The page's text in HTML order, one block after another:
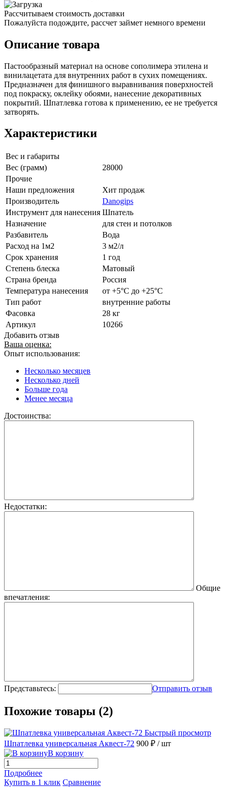
Рассчитываем стоимость доставки
Пожалуйста подождите, рассчет займет немного времени
Описание товара
Пастообразный материал на основе сополимера этилена и
винилацетата для внутренних работ в сухих помещениях.
Предназначен для финишного выравнивания поверхностей
под покраску, оклейку обоями, нанесение декоративных
покрытий. Шпатлевка готова к применению, ее не требуется
затворять.
Характеристики
Вес и габариты
Вес (грамм)
28000
Прочие
Наши предложения
Хит продаж
Производитель
Danogips
Инструмент для нанесения Шпатель
Назначение
для стен и потолков
Разбавитель
Вода
Расход на 1м2
3 м2/л
Срок хранения
1 год
Степень блеска
Матовый
Страна бренда
Россия
Температура нанесения
от +5°С до +25°С
Тип работ
внутренние работы
Фасовка
28 кг
Артикул
10266
Добавить отзыв
Ваша оценка:
Опыт использования:
Несколько месяцев
Несколько дней
Больше года
Менее месяца
Достоинства:
Недостатки:
Общие
впечатления:
Представьтесь: Отправить отзыв
Похожие товары (2)
Быстрый просмотр
Шпатлевка универсальная Аквест-72 900 ₽ / шт
В корзину
Подробнее
Купить в 1 клик Сравнение